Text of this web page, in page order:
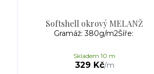
Softshell okrový MELANŽ
Gramáž: 380g/m2Šíře:
329 Kč/m
Skladem 10 m